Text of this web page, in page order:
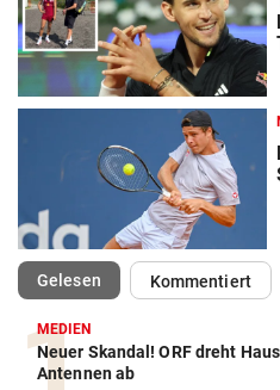
Gelesen(ausgewählt)Kommentiert
MEDIEN
Neuer Skandal! ORF dreht
Antennen ab
Action-Cam Vergleich